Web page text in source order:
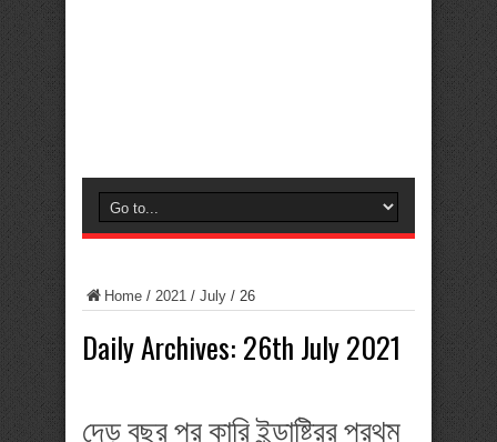
Home / 2021 / July / 26
Daily Archives: 26th July 2021
দেড় বছর পর কারি ইন্ডাষ্ট্রির প্রথম